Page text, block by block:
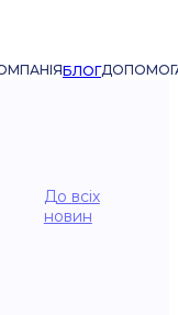
БЛОГ
До всіх
новин